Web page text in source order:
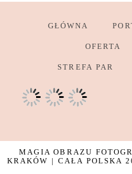
GŁÓWNA
OFERTA
STREFA PAR
MAGIA OBRAZU
KRAKÓW | CAŁA POLSKA